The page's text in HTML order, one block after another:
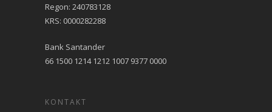
Regon: 240783128
KRS: 0000282288
Bank Santander
66 1500 1214 1212 1007 9377 0000
KONTAKT